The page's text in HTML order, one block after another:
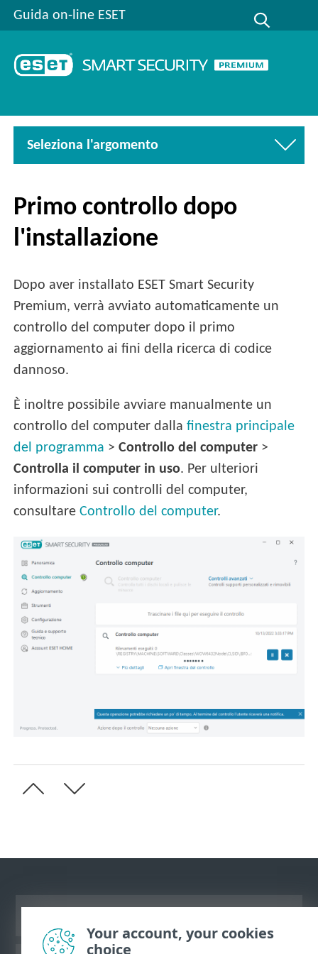
Guida on-line ESET
Seleziona l'argomento
Primo controllo dopo
l'installazione
Dopo aver installato ESET Smart Security
Premium, verrà avviato automaticamente un
controllo del computer dopo il primo
aggiornamento ai fini della ricerca di codice
dannoso.
È inoltre possibile avviare manualmente un
controllo del computer dallafinestra principale
del programma >Controllo del computer >
Controlla il computer in uso. Per ulteriori
informazioni sui controlli del computer,
consultareControllo del computer.
Your account, your cookies
choice